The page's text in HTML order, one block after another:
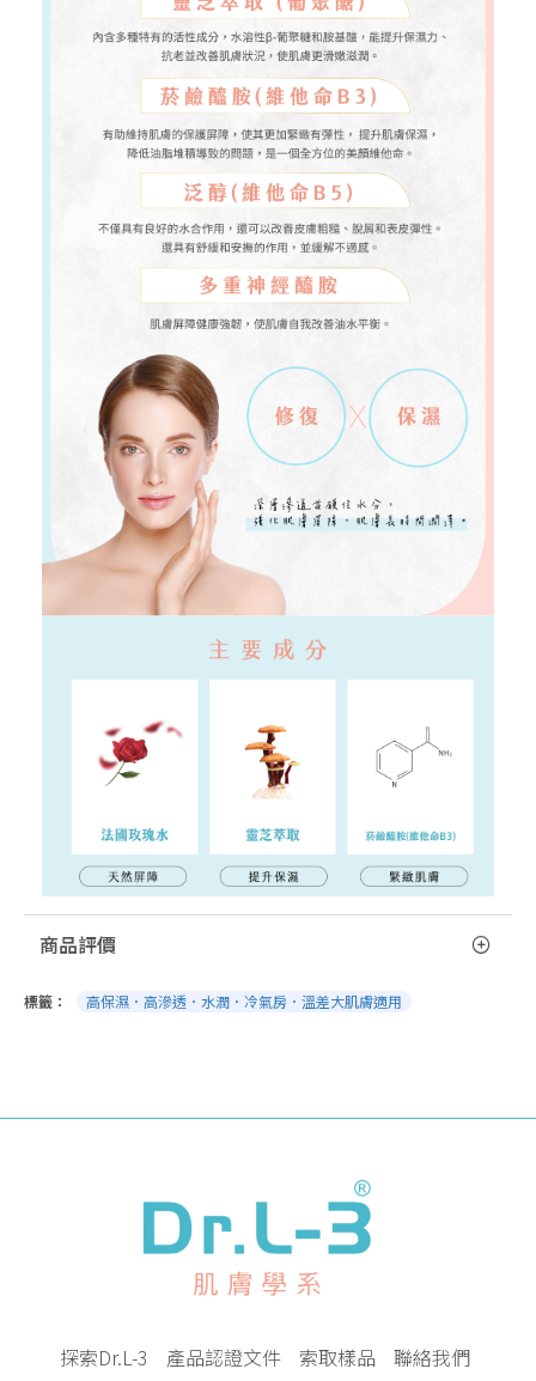
商品評價
標籤： 高保濕．高滲透．水潤．冷氣房．溫差大肌膚適用
探索Dr.L-3 產品認證文件 索取樣品
聯絡我們